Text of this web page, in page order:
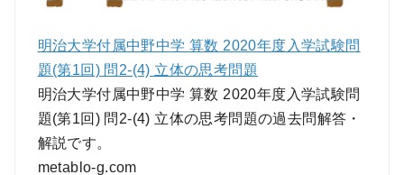
明治大学付属中野中学 算数 2020年度入学試験問
題(第1回) 問2-(4) 立体の思考問題
明治大学付属中野中学 算数 2020年度入学試験問
題(第1回) 問2-(4) 立体の思考問題の過去問解答・
解説です。
metablo-g.com